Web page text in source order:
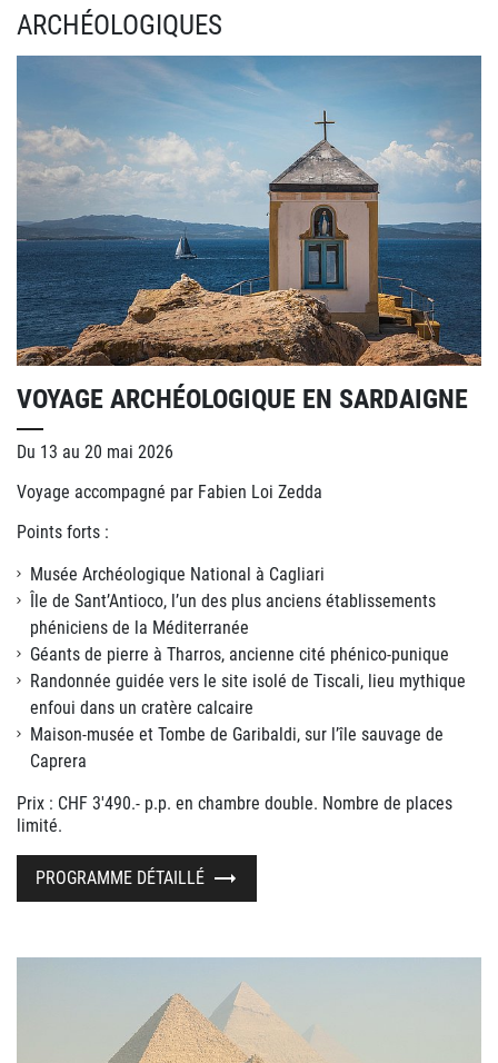
ARCHÉOLOGIQUES
VOYAGE ARCHÉOLOGIQUE EN SARDAIGNE
Du 13 au 20 mai 2026
Voyage accompagné par Fabien Loi Zedda
Points forts :
Musée Archéologique National à Cagliari
Île de Sant’Antioco, l’un des plus anciens établissements
phéniciens de la Méditerranée
Géants de pierre à Tharros, ancienne cité phénico-punique
Randonnée guidée vers le site isolé de Tiscali, lieu mythique
enfoui dans un cratère calcaire
Maison-musée et Tombe de Garibaldi, sur l’île sauvage de
Caprera
Prix : CHF 3'490.- p.p. en chambre double. Nombre de places
limité.
PROGRAMME DÉTAILLÉ